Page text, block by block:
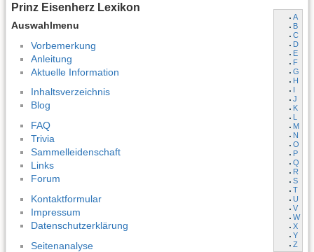
Prinz Eisenherz Lexikon
Auswahlmenu
A
B
C
D
E
F
G
H
I
J
K
L
M
N
O
P
Q
R
S
T
U
V
W
X
Y
Z
Vorbemerkung
Anleitung
Aktuelle Information
Inhaltsverzeichnis
Blog
FAQ
Trivia
Sammelleidenschaft
Links
Forum
Kontaktformular
Impressum
Datenschutzerklärung
Seitenanalyse